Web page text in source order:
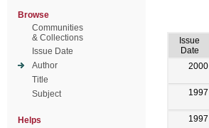
Browse
Communities
& Collections
Issue Date
Author
Title
Subject
Helps
Issue
Date
2000
1997
1997